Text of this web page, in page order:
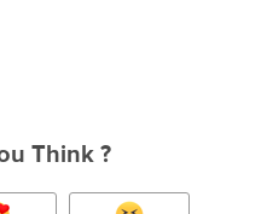
Think ?